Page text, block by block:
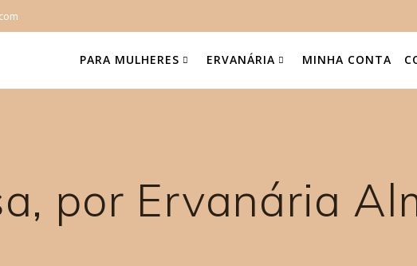
PARA MULHERES ERVANÁRIA MINHA CONTA
por Ervanária